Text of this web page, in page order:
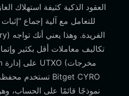
العقود الذكية كثيفة استهلاك
تكاليف معاملات أقل بكثير
نموذجًا قائمًا على الحساب،